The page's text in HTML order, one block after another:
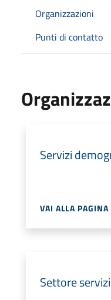
Organizzazioni
Punti di contatto
Servizi
VAI ALLA PAGINA
Settore